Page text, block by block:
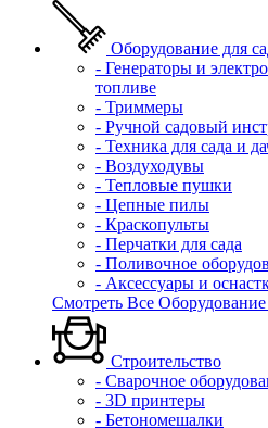
Оборудование для
- Генераторы и
топливе
- Триммеры
- Ручной садовый
- Техника для сада и
- Воздуходувы
- Тепловые пушки
- Цепные пилы
- Краскопульты
- Перчатки для сада
- Поливочное
- Аксессуары и
Смотреть Все Оборудование
Строительство
- Сварочное
- 3D принтеры
- Бетономешалки